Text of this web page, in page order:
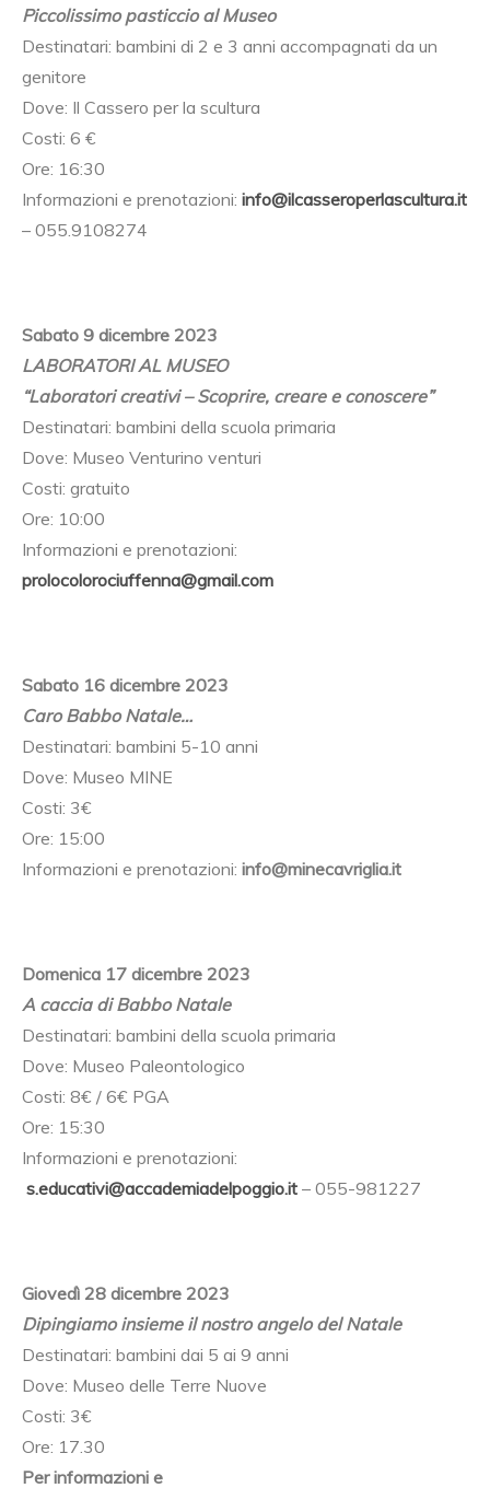
Piccolissimo pasticcio al Museo
Destinatari: bambini di 2 e 3 anni accompagnati da un
genitore
Dove: Il Cassero per la scultura
Costi: 6 €
Ore: 16:30
Informazioni e prenotazioni: info@ilcasseroperlascultura.it
– 055.9108274
Sabato 9 dicembre 2023
LABORATORI AL MUSEO
“Laboratori creativi – Scoprire, creare e conoscere”
Destinatari: bambini della scuola primaria
Dove: Museo Venturino venturi
Costi: gratuito
Ore: 10:00
Informazioni e prenotazioni:
prolocolorociuffenna@gmail.com
Sabato 16 dicembre 2023
Caro Babbo Natale…
Destinatari: bambini 5-10 anni
Dove: Museo MINE
Costi: 3€
Ore: 15:00
Informazioni e prenotazioni: info@minecavriglia.it
Domenica 17 dicembre 2023
A caccia di Babbo Natale
Destinatari: bambini della scuola primaria
Dove: Museo Paleontologico
Costi: 8€ / 6€ PGA
Ore: 15:30
Informazioni e prenotazioni:
s.educativi@accademiadelpoggio.it – 055-981227
Giovedì 28 dicembre 2023
Dipingiamo insieme il nostro angelo del Natale
Destinatari: bambini dai 5 ai 9 anni
Dove: Museo delle Terre Nuove
Costi: 3€
Ore: 17.30
Per informazioni e